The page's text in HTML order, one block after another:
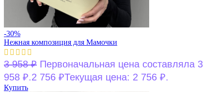
-30%
Нежная композиция для Мамочки
3 958₽ Первоначальная цена составляла 3
958 ₽.2 756 ₽Текущая цена: 2 756 ₽.
Купить